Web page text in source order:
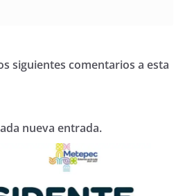
siguientes comentarios a esta
nueva entrada.